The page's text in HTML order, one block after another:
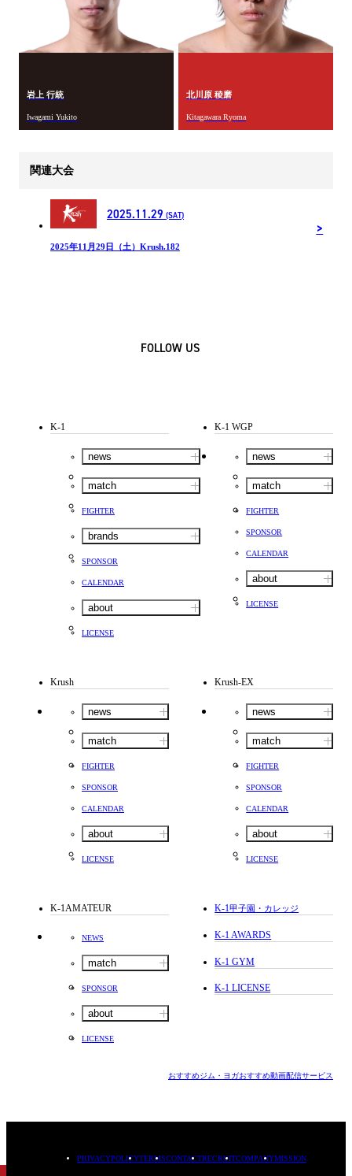
岩上 行統
Iwagami Yukito
北川原 稜磨
Kitagawara Ryoma
関連大会
2025.11.29 (SAT)
2025年11月29日（土）Krush.182
FOLLOW US
K-1
news
match
FIGHTER
brands
SPONSOR
CALENDAR
about
LICENSE
K-1 WGP
news
match
FIGHTER
SPONSOR
CALENDAR
about
LICENSE
Krush
news
match
FIGHTER
SPONSOR
CALENDAR
about
LICENSE
Krush-EX
news
match
FIGHTER
SPONSOR
CALENDAR
about
LICENSE
K-1AMATEUR
NEWS
match
SPONSOR
about
LICENSE
K-1甲子園・カレッジ
K-1 AWARDS
K-1 GYM
K-1 LICENSE
おすすめジム・ヨガおすすめ動画配信サービス
PRIVACYPOLICYTERMSCONTACTRECRUITCOMPANYMISSION